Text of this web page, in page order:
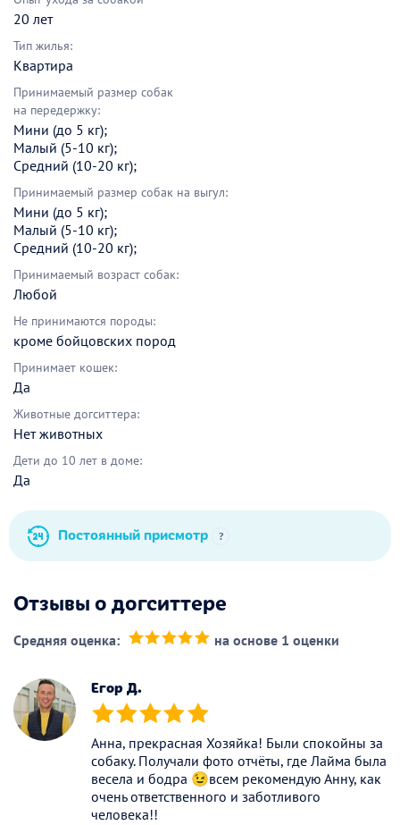
20 лет
Тип жилья:
Квартира
Принимаемый размер собак
на передержку:
Мини (до 5 кг);
Малый (5-10 кг);
Средний (10-20 кг);
Принимаемый размер собак на выгул:
Мини (до 5 кг);
Малый (5-10 кг);
Средний (10-20 кг);
Принимаемый возраст собак:
Любой
Не принимаются породы:
кроме бойцовских пород
Принимает кошек:
Да
Животные догситтера:
Нет животных
Дети до 10 лет в доме:
Да
Постоянный присмотр ?
Отзывы о догситтере
Средняя оценка: на основе 1 оценки
Егор Д.
(*) (*) (*) (*) (*)
Анна, прекрасная Хозяйка! Были спокойны за
собаку. Получали фото отчёты, где Лайма была
весела и бодра 😉всем рекомендую Анну, как
очень ответственного и заботливого
человека!!